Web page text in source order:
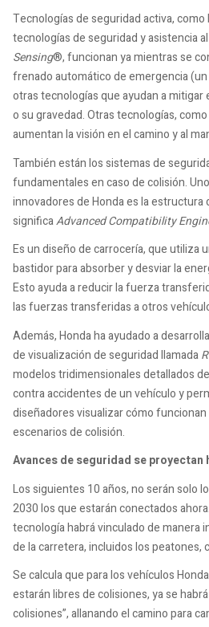
Tecnologías de seguridad activa,
tecnologías de seguridad y asistencia
Sensing®, funcionan ya mientras se
frenado automático de emergencia
otras tecnologías que ayudan a mitigar
o su gravedad. Otras tecnologías,
aumentan la visión en el camino y al
También están los sistemas de
fundamentales en caso de colisión.
innovadores de Honda es la estructura
significaAdvanced Compatibility
Es un diseño de carrocería, que utiliza
bastidor para absorber y desviar la
Esto ayuda a reducir la fuerza
las fuerzas transferidas a otros
Además, Honda ha ayudado a
de visualización de seguridad llamada
modelos tridimensionales detallados
contra accidentes de un vehículo y
diseñadores visualizar cómo
escenarios de colisión.
Avances de seguridad se proyectan
Los siguientes 10 años, no serán solo
2030 los que estarán conectados
tecnología habrá vinculado de manera
de la carretera, incluidos los peatones,
Se calcula que para los vehículos
estarán libres de colisiones, ya se
colisiones”, allanando el camino para